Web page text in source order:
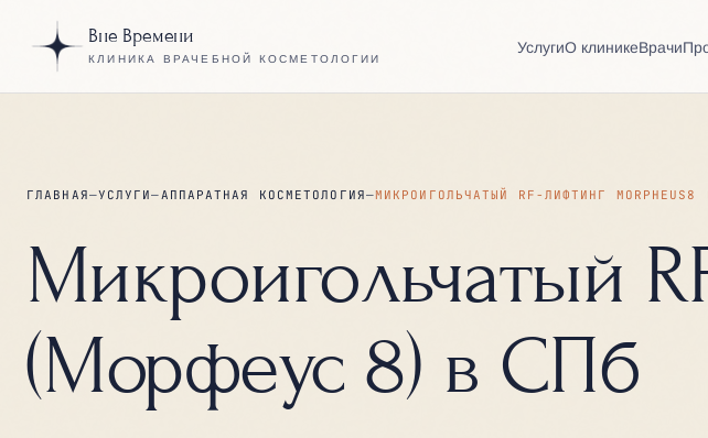
Вне Времени
КЛИНИКА ВРАЧЕБНОЙ КОСМЕТОЛОГИИ
УслугиО клиникеВрачи
ГЛАВНАЯ—УСЛУГИ—АППАРАТНАЯ КОСМЕТОЛОГИЯ—МИКРОИГОЛЬЧАТЫЙ RF-ЛИФТИНГ
Микроигольчатый
(Морфеус 8) в СПб